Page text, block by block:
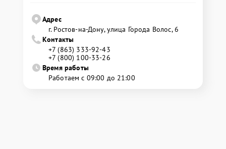
Адрес
г. Ростов-на-Дону, улица Города Волос, 6
Контакты
+7 (863) 333-92-43
+7 (800) 100-33-26
Время работы
Работаем с 09:00 до 21:00